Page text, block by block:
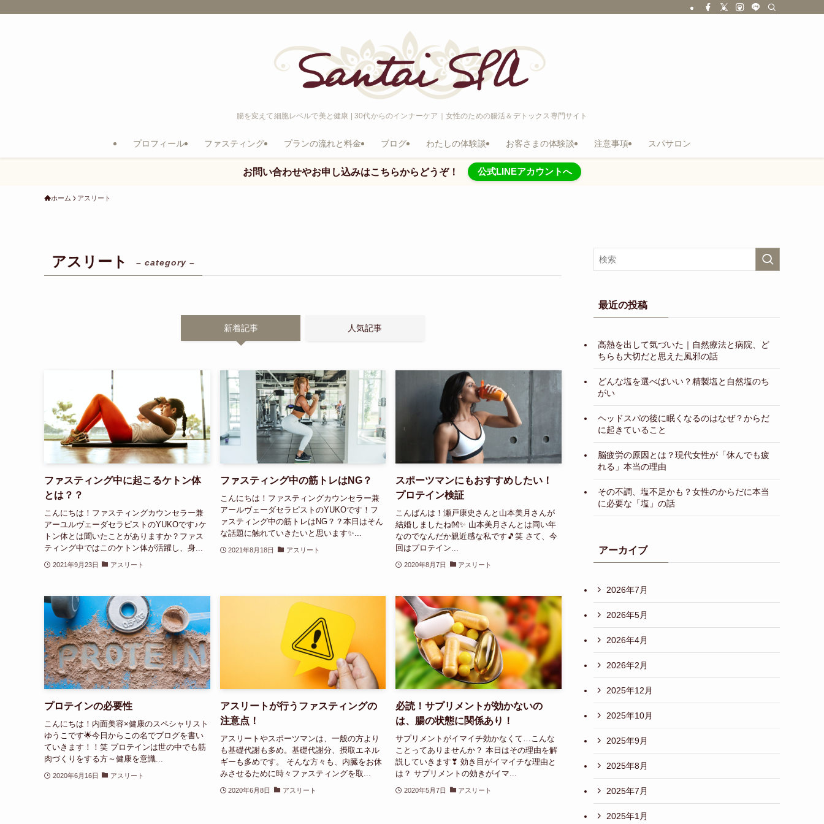
腸を変えて細胞レベルで美と健康 | 30代からのインナーケア｜女性のための腸活＆デトックス専門サイト
プロフィール ファスティング プランの流れと料金 ブログ わたしの体験談 お客さまの体験談 注意事項 スパサロン
お問い合わせやお申し込みはこちらからどうぞ！ 公式LINEアカウントへ
ホーム アスリート
アスリート – category –
新着記事 人気記事
ファスティング中に起こるケトン体
とは？？
こんにちは！ファスティングカウンセラー兼
アーユルヴェーダセラピストのYUKOです♪ケ
トン体とは聞いたことがありますか？ファス
ティング中ではこのケトン体が活躍し、身...
2021年9月23日 アスリート
ファスティング中の筋トレはNG？
こんにちは！ファスティングカウンセラー兼
アールヴェーダセラピストのYUKOです！フ
ァスティング中の筋トレはNG？？本日はそん
な話題に触れていきたいと思います✨...
2021年8月18日 アスリート
スポーツマンにもおすすめしたい！
プロテイン検証
こんばんは！瀬戸康史さんと山本美月さんが
結婚しましたね👐✨ 山本美月さんとは同い年
なのでなんだか親近感な私です🎵笑 さて、今
回はプロテイン...
2020年8月7日 アスリート
プロテインの必要性
こんにちは！内面美容×健康のスペシャリスト
ゆうこです🌟今日からこの名でブログを書い
ていきます！！笑 プロテインは世の中でも筋
肉づくりをする方～健康を意識...
2020年6月16日 アスリート
アスリートが行うファスティングの
注意点！
アスリートやスポーツマンは、一般の方より
も基礎代謝も多め。基礎代謝分、摂取エネル
ギーも多めです。 そんな方々も、内臓をお休
みさせるために時々ファスティングを取...
2020年6月8日 アスリート
必読！サプリメントが効かないの
は、腸の状態に関係あり！
サプリメントがイマイチ効かなくて…こんな
ことってありませんか？ 本日はその理由を解
説していきます❣ 効き目がイマイチな理由と
は？ サプリメントの効きがイマ...
2020年5月7日 アスリート
最近の投稿
高熱を出して気づいた｜自然療法と病院、ど
ちらも大切だと思えた風邪の話
どんな塩を選べばいい？精製塩と自然塩のち
がい
ヘッドスパの後に眠くなるのはなぜ？からだ
に起きていること
脳疲労の原因とは？現代女性が「休んでも疲
れる」本当の理由
その不調、塩不足かも？女性のからだに本当
に必要な「塩」の話
アーカイブ
2026年7月
2026年5月
2026年4月
2026年2月
2025年12月
2025年10月
2025年9月
2025年8月
2025年7月
2025年1月